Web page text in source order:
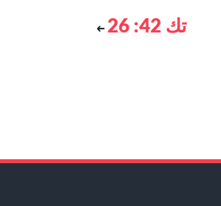
تك 42: 26